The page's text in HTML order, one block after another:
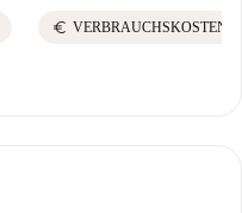
euro VERBRAUCHSKOSTEN